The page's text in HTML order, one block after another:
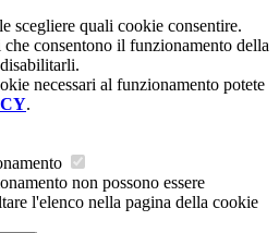
scegliere quali cookie consentire.
consentono il funzionamento della
necessari al funzionamento potete
.
non possono essere
l'elenco nella pagina della cookie